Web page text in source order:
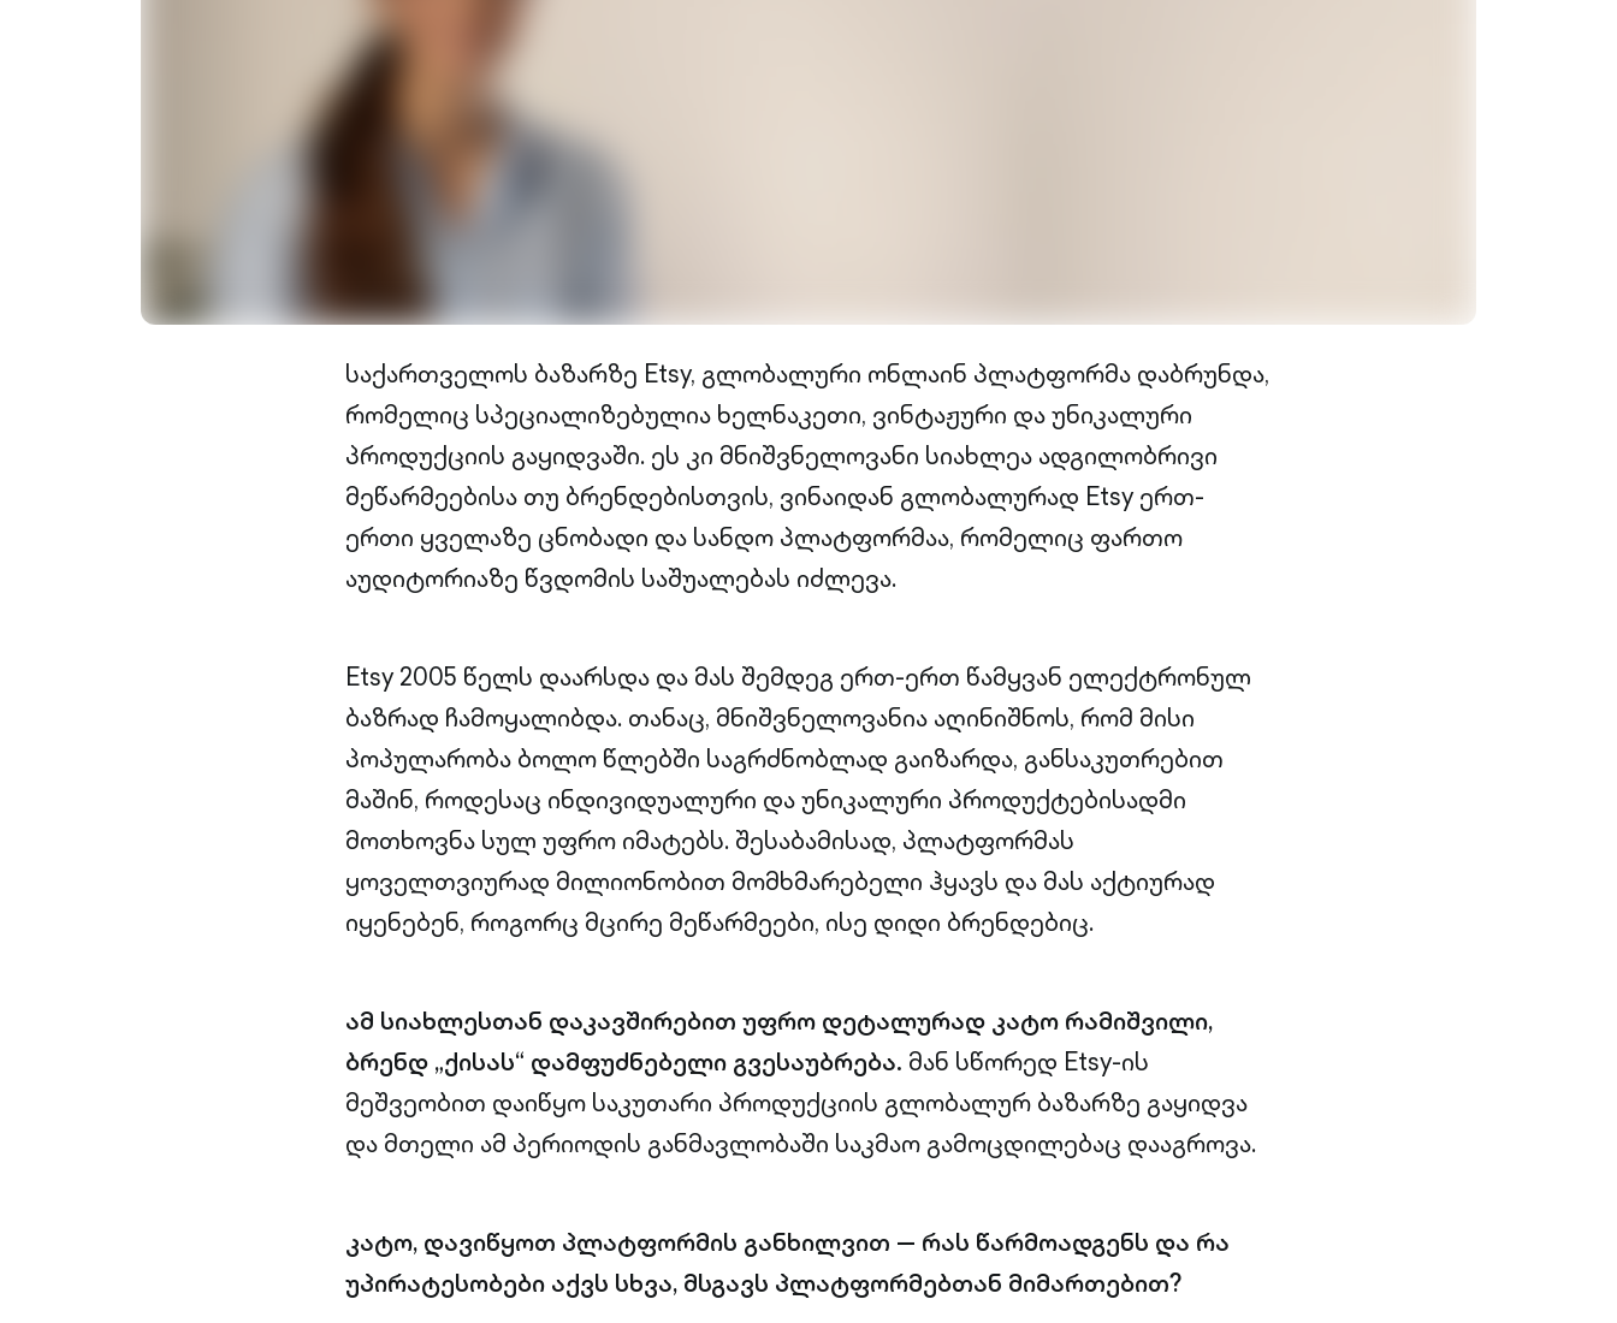
საქართველოს ბაზარზე Etsy, გლობალური ონლაინ პლატფორმა დაბრუნდა,
რომელიც სპეციალიზებულია ხელნაკეთი, ვინტაჟური და უნიკალური
პროდუქციის გაყიდვაში. ეს კი მნიშვნელოვანი სიახლეა ადგილობრივი
მეწარმეებისა თუ ბრენდებისთვის, ვინაიდან გლობალურად Etsy ერთ-
ერთი ყველაზე ცნობადი და სანდო პლატფორმაა, რომელიც ფართო
აუდიტორიაზე წვდომის საშუალებას იძლევა.
Etsy 2005 წელს დაარსდა და მას შემდეგ ერთ-ერთ წამყვან ელექტრონულ
ბაზრად ჩამოყალიბდა. თანაც, მნიშვნელოვანია აღინიშნოს, რომ მისი
პოპულარობა ბოლო წლებში საგრძნობლად გაიზარდა, განსაკუთრებით
მაშინ, როდესაც ინდივიდუალური და უნიკალური პროდუქტებისადმი
მოთხოვნა სულ უფრო იმატებს. შესაბამისად, პლატფორმას
ყოველთვიურად მილიონობით მომხმარებელი ჰყავს და მას აქტიურად
იყენებენ, როგორც მცირე მეწარმეები, ისე დიდი ბრენდებიც.
ამ სიახლესთან დაკავშირებით უფრო დეტალურად კატო რამიშვილი,
ბრენდ „ქისას“ დამფუძნებელი გვესაუბრება. მან სწორედ Etsy-ის
მეშვეობით დაიწყო საკუთარი პროდუქციის გლობალურ ბაზარზე გაყიდვა
და მთელი ამ პერიოდის განმავლობაში საკმაო გამოცდილებაც დააგროვა.
კატო, დავიწყოთ პლატფორმის განხილვით — რას წარმოადგენს და რა
უპირატესობები აქვს სხვა, მსგავს პლატფორმებთან მიმართებით?